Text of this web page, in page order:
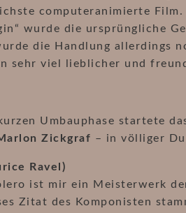
computeranimierte Film.
wurde die ursprüngliche
die Handlung allerdings
sehr viel lieblicher und
Umbauphase startete
Zickgraf – in völliger
Ravel)
ist mir ein Meisterwerk
Zitat des Komponisten